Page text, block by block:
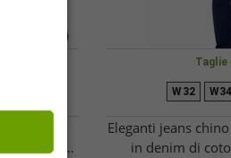
Pure
da lavoro e
W32 W34
Eleganti jeans
in denim di